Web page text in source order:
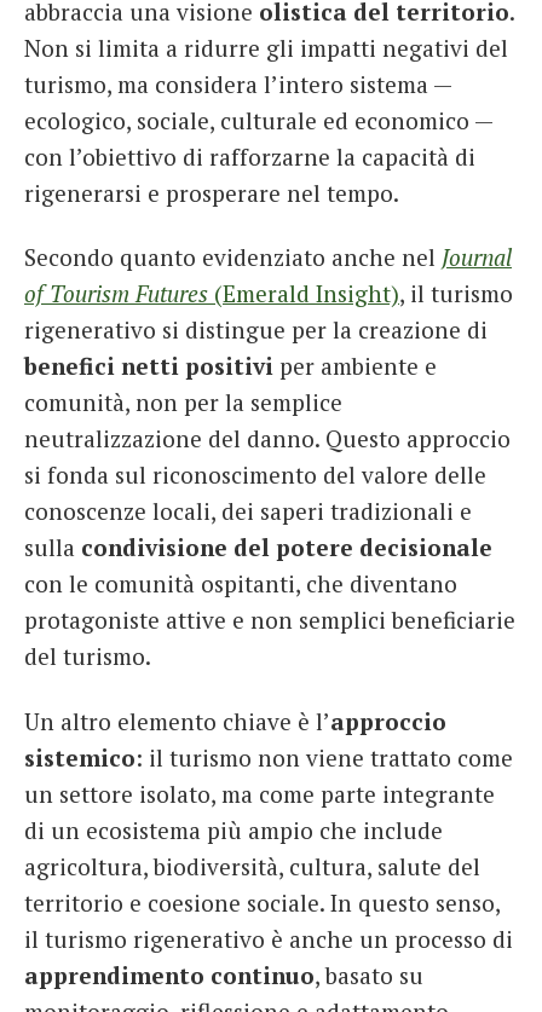
abbraccia una visione olistica del territorio.
Non si limita a ridurre gli impatti negativi del
turismo, ma considera l’intero sistema —
ecologico, sociale, culturale ed economico —
con l’obiettivo di rafforzarne la capacità di
rigenerarsi e prosperare nel tempo.
Secondo quanto evidenziato anche nel Journal
of Tourism Futures (Emerald Insight), il turismo
rigenerativo si distingue per la creazione di
benefici netti positivi per ambiente e
comunità, non per la semplice
neutralizzazione del danno. Questo approccio
si fonda sul riconoscimento del valore delle
conoscenze locali, dei saperi tradizionali e
sulla condivisione del potere decisionale
con le comunità ospitanti, che diventano
protagoniste attive e non semplici beneficiarie
del turismo.
Un altro elemento chiave è l’approccio
sistemico: il turismo non viene trattato come
un settore isolato, ma come parte integrante
di un ecosistema più ampio che include
agricoltura, biodiversità, cultura, salute del
territorio e coesione sociale. In questo senso,
il turismo rigenerativo è anche un processo di
apprendimento continuo, basato su